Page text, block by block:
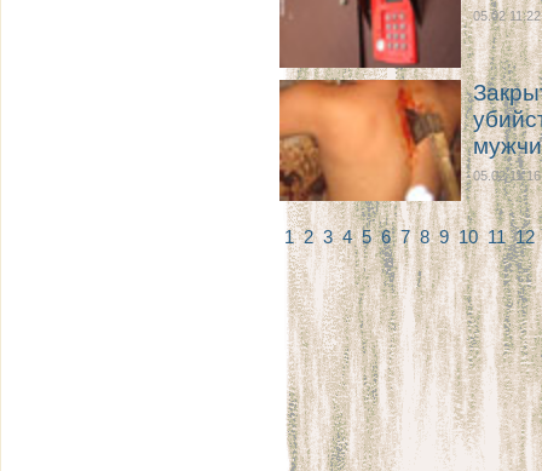
05.02 11:22
05.02 11:16
12 3456789101112